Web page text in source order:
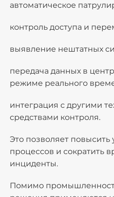
автоматическое
контроль доступа и
выявление нештатных
передача данных в
режиме реального
интеграция с другими
средствами контроля.
Это позволяет
процессов и сократить
инциденты.
Помимо